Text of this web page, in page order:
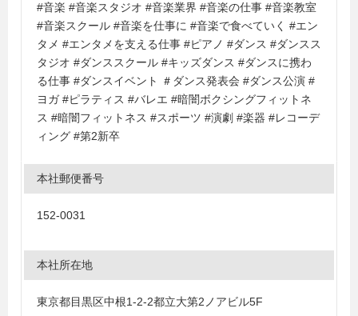
#音楽 #音楽スタジオ #音楽業界 #音楽の仕事 #音楽教室
#音楽スクール #音楽を仕事に #音楽で食べていく #エン
タメ #エンタメを支える仕事 #ピアノ #ダンス #ダンスス
タジオ #ダンススクール #キッズダンス #ダンスに携わ
る仕事 #ダンスイベント ＃ダンス発表会 #ダンス公演 #
ヨガ #ピラティス #バレエ #暗闇ボクシングフィットネ
ス #暗闇フィットネス #スポーツ #演劇 #楽器 #レコーデ
ィング #第2新卒
本社郵便番号
152-0031
本社所在地
東京都目黒区中根1-2‐2都立大第2ノアビル5F